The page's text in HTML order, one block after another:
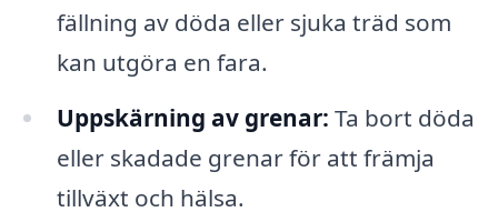
fällning av döda eller sjuka träd som
kan utgöra en fara.
Uppskärning av grenar: Ta bort döda
eller skadade grenar för att främja
tillväxt och hälsa.